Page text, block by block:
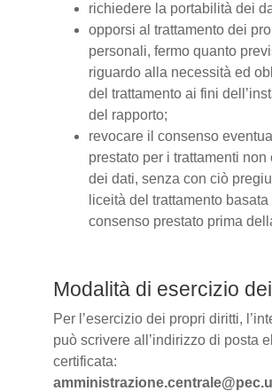
richiedere la portabilità dei
opporsi al trattamento dei
personali, fermo quanto
riguardo alla necessità ed
del trattamento ai fini
del rapporto;
revocare il consenso
prestato per i trattamenti non
dei dati, senza con ciò
liceità del trattamento basata
consenso prestato prima
Modalità di esercizio
Per l’esercizio dei propri diritti,
può scrivere all’indirizzo di posta
certificata: